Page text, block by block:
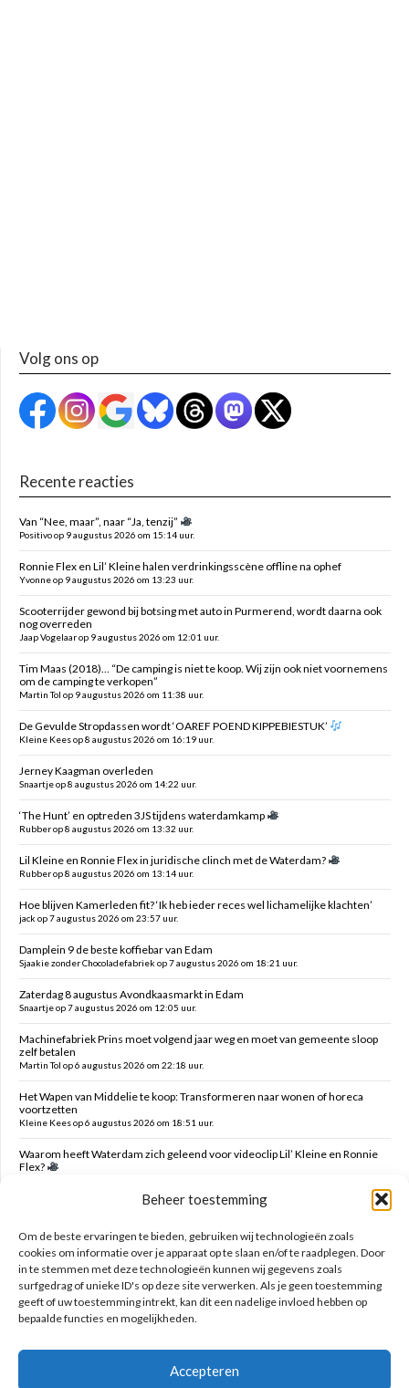
Beheer toestemming
Om de beste ervaringen te bieden, gebruiken wij technologieën zoals
cookies om informatie over je apparaat op te slaan en/of te raadplegen. Door
in te stemmen met deze technologieën kunnen wij gegevens zoals
surfgedrag of unieke ID's op deze site verwerken. Als je geen toestemming
geeft of uw toestemming intrekt, kan dit een nadelige invloed hebben op
bepaalde functies en mogelijkheden.
Accepteren
Volg ons op
Recente reacties
Van “Nee, maar”, naar “Ja, tenzij”
Positivo op 9 augustus 2026 om 15:14 uur.
Ronnie Flex en Lil’ Kleine halen verdrinkingsscène offline na ophef
Yvonne op 9 augustus 2026 om 13:23 uur.
Scooterrijder gewond bij botsing met auto in Purmerend, wordt daarna ook
nog overreden
Jaap Vogelaar op 9 augustus 2026 om 12:01 uur.
Tim Maas (2018)… “De camping is niet te koop. Wij zijn ook niet voornemens
om de camping te verkopen”
Martin Tol op 9 augustus 2026 om 11:38 uur.
De Gevulde Stropdassen wordt ‘OAREF POEND KIPPEBIESTUK’
Kleine Kees op 8 augustus 2026 om 16:19 uur.
Jerney Kaagman overleden
Snaartje op 8 augustus 2026 om 14:22 uur.
‘The Hunt’ en optreden 3JS tijdens waterdamkamp
Rubber op 8 augustus 2026 om 13:32 uur.
Lil Kleine en Ronnie Flex in juridische clinch met de Waterdam?
Rubber op 8 augustus 2026 om 13:14 uur.
Hoe blijven Kamerleden fit? ‘Ik heb ieder reces wel lichamelijke klachten’
jack op 7 augustus 2026 om 23:57 uur.
Damplein 9 de beste koffiebar van Edam
Sjaakie zonder Chocoladefabriek op 7 augustus 2026 om 18:21 uur.
Zaterdag 8 augustus Avondkaasmarkt in Edam
Snaartje op 7 augustus 2026 om 12:05 uur.
Machinefabriek Prins moet volgend jaar weg en moet van gemeente sloop
zelf betalen
Martin Tol op 6 augustus 2026 om 22:18 uur.
Het Wapen van Middelie te koop: Transformeren naar wonen of horeca
voortzetten
Kleine Kees op 6 augustus 2026 om 18:51 uur.
Waarom heeft Waterdam zich geleend voor videoclip Lil’ Kleine en Ronnie
Flex?
Verzoek verwijderen campers Ambachtstraat Edam
Zoeken op deze site